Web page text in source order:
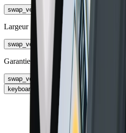
swap_vert
Largeur
swap_vert
Garantie
swap_vert
keyboard_arrow_right